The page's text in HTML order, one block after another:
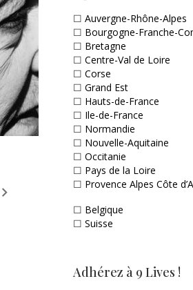
☐ Auvergne-Rhône-Alpes
☐ Bourgogne-Franche-
☐ Bretagne
☐ Centre-Val de Loire
☐ Corse
☐ Grand Est
☐ Hauts-de-France
☐ Ile-de-France
☐ Normandie
☐ Nouvelle-Aquitaine
☐ Occitanie
☐ Pays de la Loire
☐ Provence Alpes Côte
☐ Belgique
☐ Suisse
Adhérez à 9 Lives !